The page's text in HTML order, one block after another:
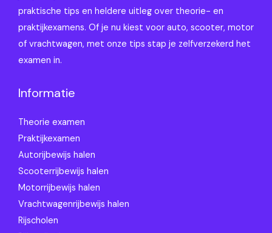
praktische tips en heldere uitleg over theorie- en
praktijkexamens. Of je nu kiest voor auto, scooter, motor
of vrachtwagen, met onze tips stap je zelfverzekerd het
examen in.
Informatie
Theorie examen
Praktijkexamen
Autorijbewijs halen
Scooterrijbewijs halen
Motorrijbewijs halen
Vrachtwagenrijbewijs halen
Rijscholen